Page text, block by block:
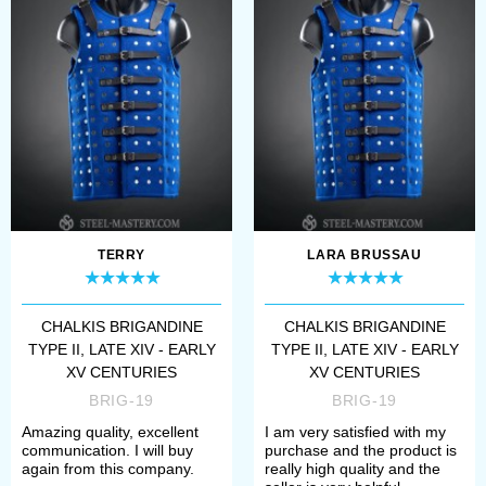
armor that was used byMongols
Brigandines offered by us consider
the lifetime of one or another
sample. Some of them, asVisby
brigandine, are made ​by the
reconstruction of famous
archaeological finds. The practical
use of this type of armor can be very
various. Our samples of brigandines
are suitable both for historical
reconstruction, and for participants
in SCA, and for filming a movie or
advertisement. In each case, the
TERRY
CHALKIS BRIGANDINE
TYPE II, LATE XIV - EARLY
XV CENTURIES
BRIG-19
Amazing quality, excellent
communication. I will buy
again from this company.
LARA BRUSSAU
CHALKIS BRIGANDINE
TYPE II, LATE XIV - EARLY
XV CENTURIES
BRIG-19
I am very satisfied with my
purchase and the product is
really high quality and the